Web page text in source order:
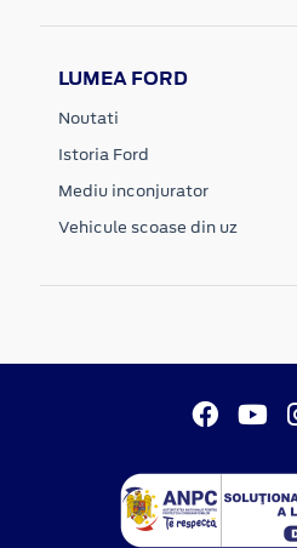
LUMEA FORD
Noutati
Istoria Ford
Mediu inconjurator
Vehicule scoase din uz